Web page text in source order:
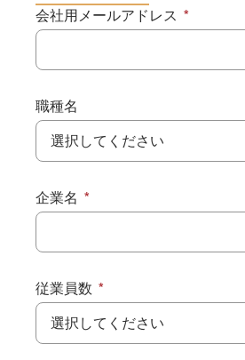
会社用メールアドレス
職種名
企業名
従業員数